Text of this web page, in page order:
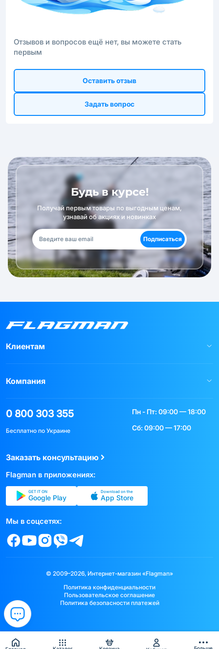
Отзывов и вопросов ещё нет, вы можете стать
первым
Оставить отзыв
Задать вопрос
Будь в курсе!
Получай первым товары по выгодным ценам,
узнавай об акциях и новинках
Подписаться
Клиентам
Компания
0 800 303 355
Бесплатно по Украине
Пн - Пт: 09:00 — 18:00
Сб: 09:00 — 17:00
Заказать консультацию
Flagman в приложениях:
GET IT ON
Google Play
Download on the
App Store
Мы в соцсетях:
© 2009–2026, Интернет-магазин «Flagman»
Политика конфиденциальности
Пользовательское соглашение
Политика безопасности платежей